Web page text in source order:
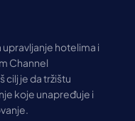
hotelima i
Channel
cilj je da tržištu
koje unapređuje i